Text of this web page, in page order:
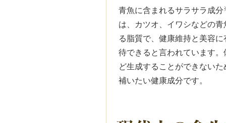
青魚に含まれるサラサラ成分
は、カツオ、イワシなどの
る脂質で、健康維持と美容
待できると言われています
ど生成することができない
補いたい健康成分です。